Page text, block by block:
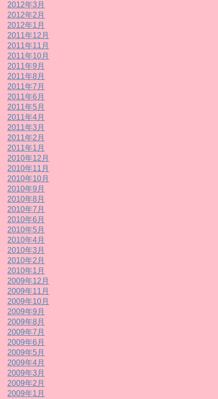
2012年3月
2012年2月
2012年1月
2011年12月
2011年11月
2011年10月
2011年9月
2011年8月
2011年7月
2011年6月
2011年5月
2011年4月
2011年3月
2011年2月
2011年1月
2010年12月
2010年11月
2010年10月
2010年9月
2010年8月
2010年7月
2010年6月
2010年5月
2010年4月
2010年3月
2010年2月
2010年1月
2009年12月
2009年11月
2009年10月
2009年9月
2009年8月
2009年7月
2009年6月
2009年5月
2009年4月
2009年3月
2009年2月
2009年1月